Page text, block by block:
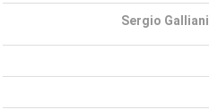
Sergio Galliani